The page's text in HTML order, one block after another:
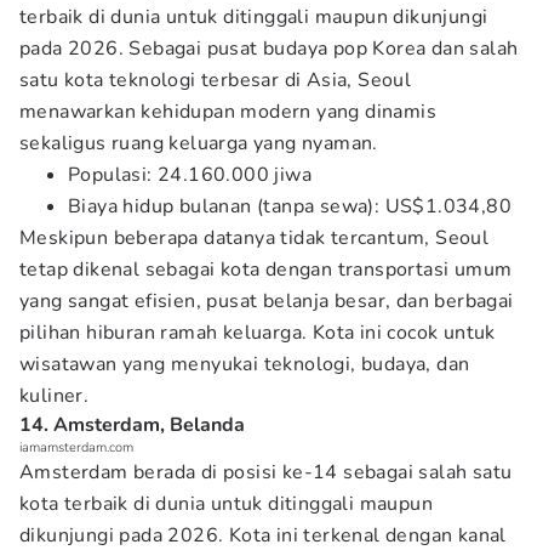
terbaik di dunia untuk ditinggali maupun dikunjungi
pada 2026. Sebagai pusat budaya pop Korea dan salah
satu kota teknologi terbesar di Asia, Seoul
menawarkan kehidupan modern yang dinamis
sekaligus ruang keluarga yang nyaman.
Populasi: 24.160.000 jiwa
Biaya hidup bulanan (tanpa sewa): US$1.034,80
Meskipun beberapa datanya tidak tercantum, Seoul
tetap dikenal sebagai kota dengan transportasi umum
yang sangat efisien, pusat belanja besar, dan berbagai
pilihan hiburan ramah keluarga. Kota ini cocok untuk
wisatawan yang menyukai teknologi, budaya, dan
kuliner.
14. Amsterdam, Belanda
iamamsterdam.com
Amsterdam berada di posisi ke-14 sebagai salah satu
kota terbaik di dunia untuk ditinggali maupun
dikunjungi pada 2026. Kota ini terkenal dengan kanal